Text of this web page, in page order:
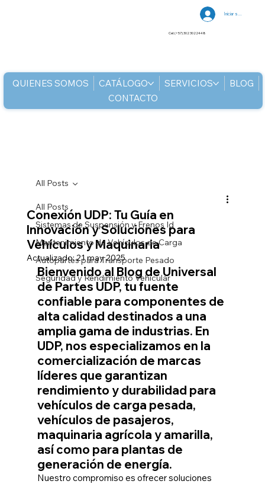
QUIENES SOMOS CATÁLOGO SERVICIOS
BLOG
CONTACTO
Iniciar sesión
Cel: (+57) 302 3022448
All Posts
Sistemas de Suspensión y Frenos Id
Mantenimiento de Vehículos de Carga
Autopartes para Transporte Pesado
Seguridad y Rendimiento Vehicular
All Posts
Conexión UDP: Tu Guía en
Innovación y Soluciones para
Vehículos y Maquinaria
Actualizado:21 may 2025
Bienvenido al Blog de Universal
de Partes UDP, tu fuente
confiable para componentes de
alta calidad destinados a una
amplia gama de industrias. En
UDP, nos especializamos en la
comercialización de marcas
líderes que garantizan
rendimiento y durabilidad para
vehículos de carga pesada,
vehículos de pasajeros,
maquinaria agrícola y amarilla,
así como para plantas de
generación de energía.
Nuestro compromiso es ofrecer soluciones